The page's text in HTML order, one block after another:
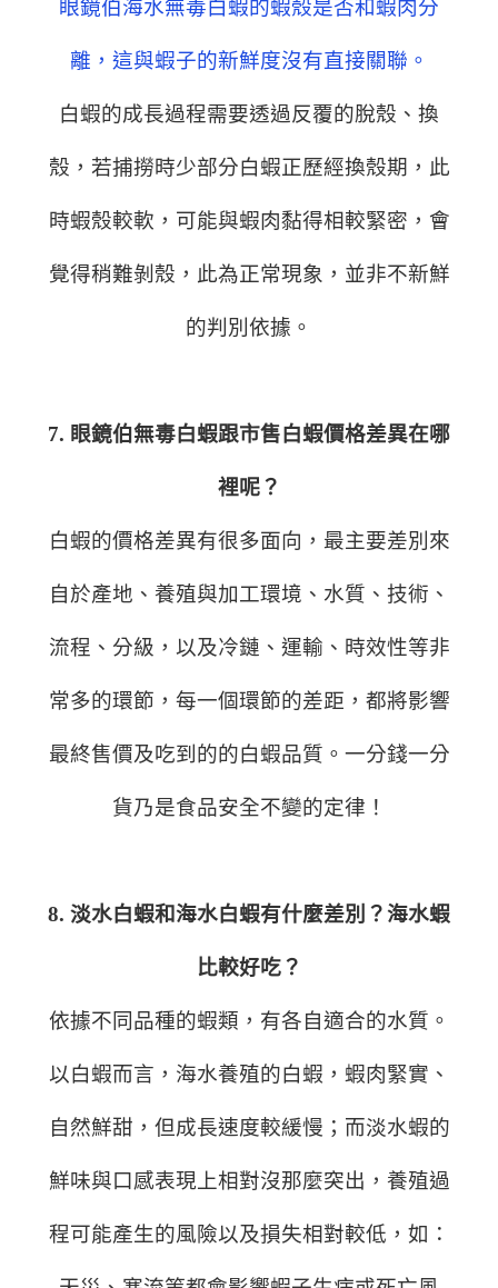
眼鏡伯海水無毒白蝦的蝦殼是否和蝦肉分
離，這與蝦子的新鮮度沒有直接關聯。
白蝦的成長過程需要透過反覆的脫殼、換
殼，若捕撈時少部分白蝦正歷經換殼期，此
時蝦殼較軟，可能與蝦肉黏得相較緊密，會
覺得稍難剝殼，此為正常現象，並非不新鮮
的判別依據。
7. 眼鏡伯無毒白蝦跟市售白蝦價格差異在哪
裡呢？
白蝦的價格差異有很多面向，最主要差別來
自於產地、養殖與加工環境、水質、技術、
流程、分級，以及冷鏈、運輸、時效性等非
常多的環節，每一個環節的差距，都將影響
最終售價及吃到的的白蝦品質。一分錢一分
貨乃是食品安全不變的定律！
8. 淡水白蝦和海水白蝦有什麼差別？海水蝦
比較好吃？
依據不同品種的蝦類，有各自適合的水質。
以白蝦而言，海水養殖的白蝦，蝦肉緊實、
自然鮮甜，但成長速度較緩慢；而淡水蝦的
鮮味與口感表現上相對沒那麼突出，養殖過
程可能產生的風險以及損失相對較低，如：